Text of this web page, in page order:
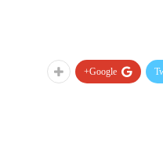
Google+